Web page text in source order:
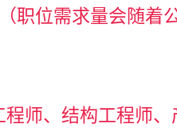
（职位需求量会随着
师、结构工程师